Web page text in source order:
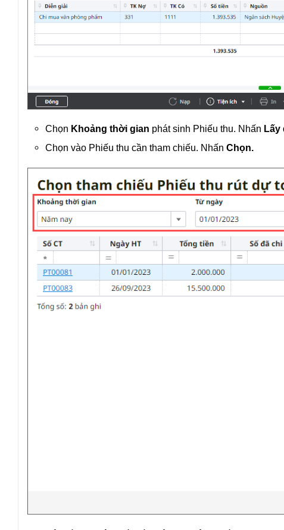
Chọn Khoảng thời gian phát sinh Phiếu thu. Nhấn Lấy
Chọn vào Phiếu thu cần tham chiếu. Nhấn Chọn.